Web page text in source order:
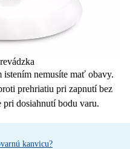
istením nemusíte mať obavy.
prehriatiu pri zapnutí bez
pri dosiahnutí bodu varu.
kanvicu?